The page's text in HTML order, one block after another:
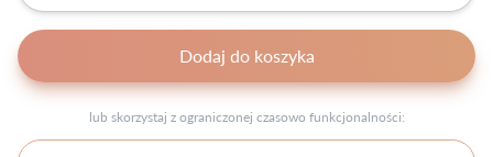
Dodaj do koszyka
lub skorzystaj z ograniczonej czasowo funkcjonalności: